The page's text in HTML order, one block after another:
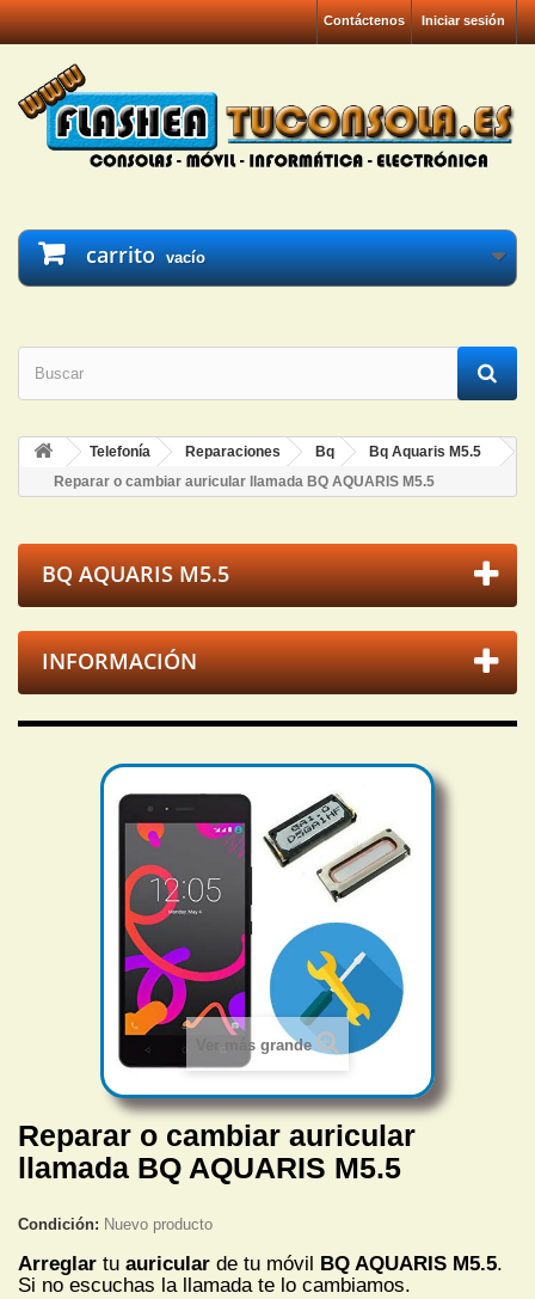
Iniciar sesión
Contáctenos
carrito vacío
Telefonía Reparaciones Bq
Bq Aquaris M5.5
Reparar o cambiar auricular llamada BQ AQUARIS M5.5
BQ AQUARIS M5.5
INFORMACIÓN
Ver más grande
Reparar o cambiar auricular
llamada BQ AQUARIS M5.5
Condición: Nuevo producto
Arreglar tu auricular de tu móvil BQ AQUARIS M5.5.
Si no escuchas la llamada te lo cambiamos.